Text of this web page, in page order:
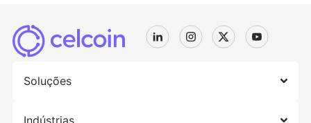
Soluções